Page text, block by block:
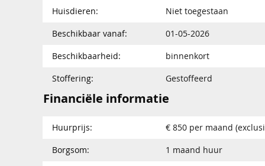
Huisdieren:
Niet toegestaan
Beschikbaar vanaf:
01-05-2026
Beschikbaarheid:
binnenkort
Stoffering:
Gestoffeerd
Financiële informatie
Huurprijs:
€ 850 per maand
Borgsom:
1 maand huur